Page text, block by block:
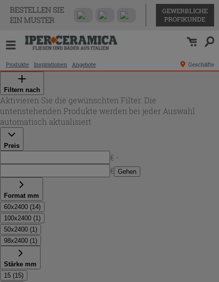
BESTELLEN SIE
EIN MUSTER
GEWERBLICHE
PROFIKUNDE
Produkte Inspirationen Angebote Geschäfte
Filtern nach
Aktivieren Sie die gewünschten Filter. Die
untenstehenden Produkte werden bei jeder Auswahl
automatisch aktualisiert.
Preis
€ -
€ Gehen
Format mm
60x2400 (14)
100x2400 (1)
50x2400 (1)
98x2400 (1)
Stärke mm
15 (15)